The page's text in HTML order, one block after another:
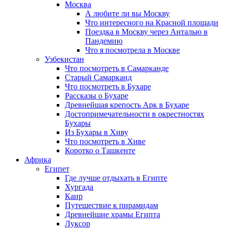
Москва
А любите ли вы Москву
Что интересного на Красной площади
Поездка в Москву через Анталью в
Пандемию
Что я посмотрела в Москве
Узбекистан
Что посмотреть в Самарканде
Старый Самарканд
Что посмотреть в Бухаре
Рассказы о Бухаре
Древнейшая крепость Арк в Бухаре
Достопримечательности в окрестностях
Бухары
Из Бухары в Хиву
Что посмотреть в Хиве
Коротко о Ташкенте
Африка
Египет
Где лучше отдыхать в Египте
Хургада
Каир
Путешествие к пирамидам
Древнейшие храмы Египта
Луксор